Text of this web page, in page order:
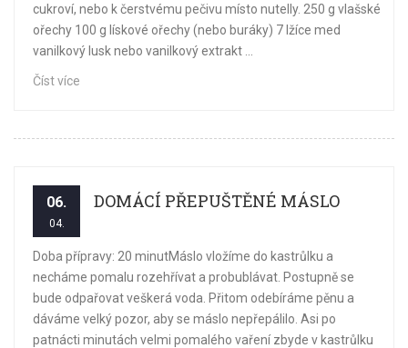
cukroví, nebo k čerstvému pečivu místo nutelly. 250 g vlašské
ořechy 100 g lískové ořechy (nebo buráky) 7 lžíce med
vanilkový lusk nebo vanilkový extrakt ...
Číst více
06.
04.
DOMÁCÍ PŘEPUŠTĚNÉ MÁSLO
Doba přípravy: 20 minutMáslo vložíme do kastrůlku a
necháme pomalu rozehřívat a probublávat. Postupně se
bude odpařovat veškerá voda. Přitom odebíráme pěnu a
dáváme velký pozor, aby se máslo nepřepálilo. Asi po
patnácti minutách velmi pomalého vaření zbyde v kastrůlku